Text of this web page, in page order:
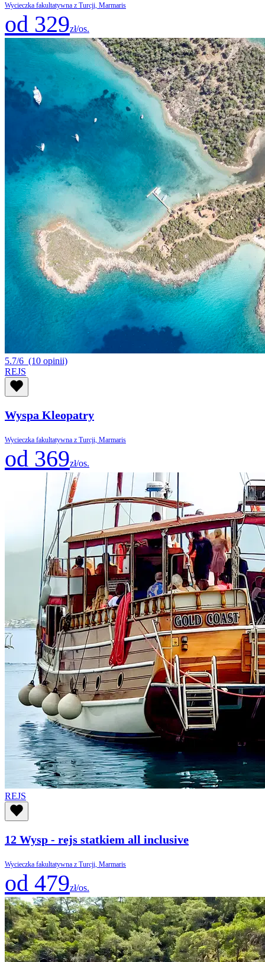
Wycieczka fakultatywna z Turcji, Marmaris
od 329zł/os.
5.7/6 (10 opinii)
REJS
Wyspa Kleopatry
Wycieczka fakultatywna z Turcji, Marmaris
od 369zł/os.
REJS
12 Wysp - rejs statkiem all inclusive
Wycieczka fakultatywna z Turcji, Marmaris
od 479zł/os.